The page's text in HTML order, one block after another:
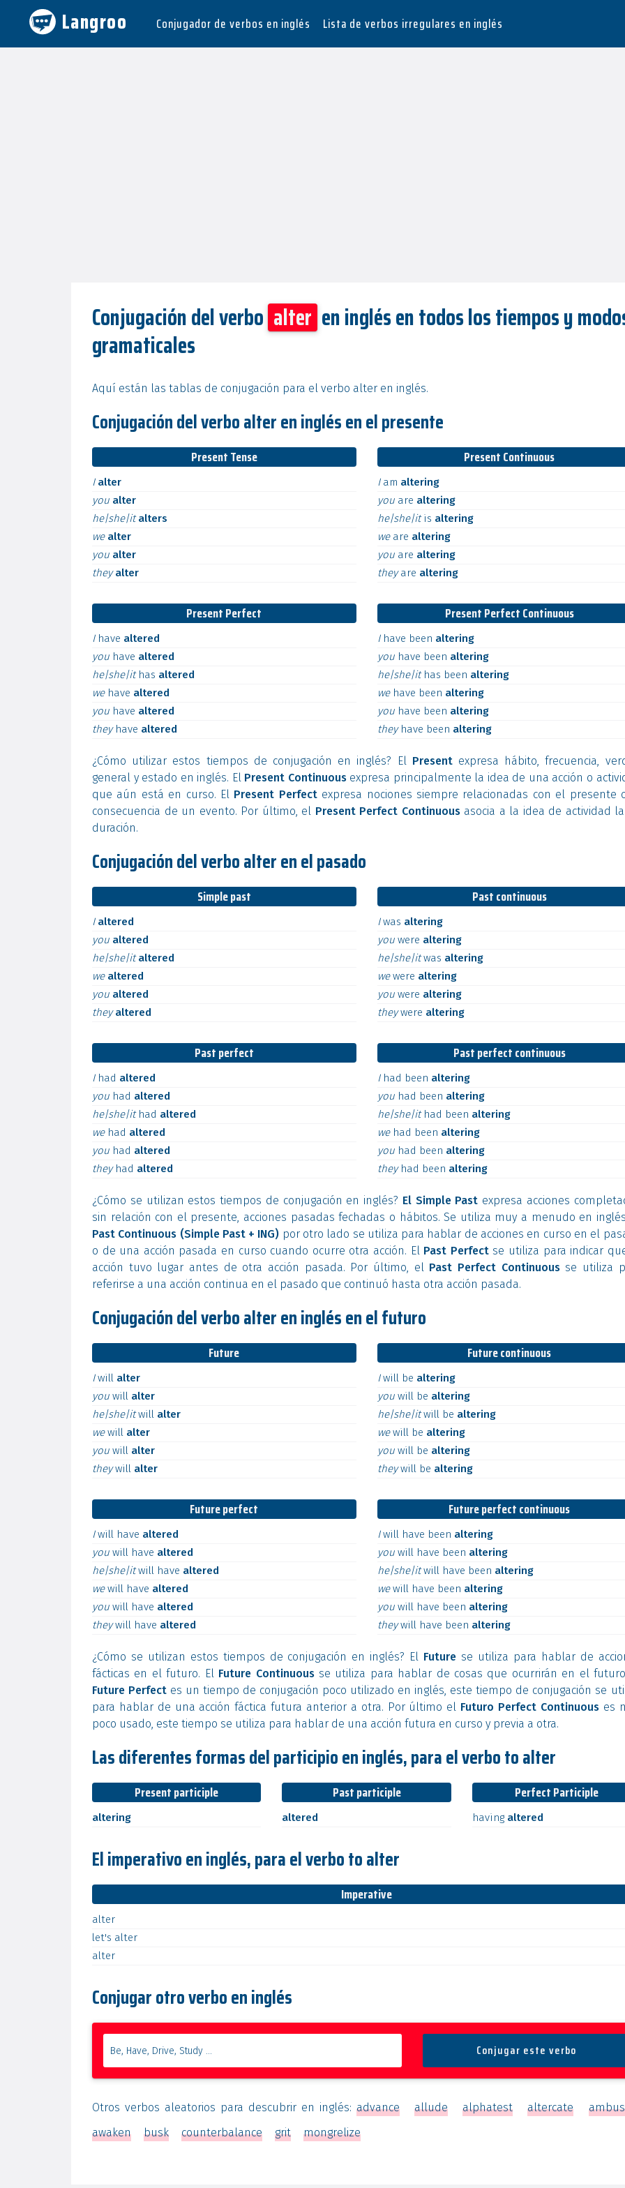
Langroo Conjugador de verbos en inglés Lista de verbos irregulares en inglés
Conjugación del verbo alter en inglés en todos los tiempos y
gramaticales
Aquí están las tablas de conjugación para el verbo alter en inglés.
Conjugación del verbo alter en inglés en el presente
Present Tense
I alter
you alter
he|she|italters
we alter
you alter
theyalter
Present Continuous
I am altering
you are altering
he|she|itis altering
we are altering
you are altering
theyare altering
Present Perfect
I have altered
you have altered
he|she|it has altered
we have altered
you have altered
they have altered
Present Perfect Continuous
I have been altering
you have been altering
he|she|it has been altering
we have been altering
you have been altering
they have been altering
¿Cómo utilizar estos tiempos de conjugación en inglés? El Presentexpresa hábito, frecuencia,
general y estado en inglés. El Present Continuousexpresa principalmente la idea de una acción o
que aún está en curso. El Present Perfectexpresa nociones siempre relacionadas con el presente
consecuencia de un evento. Por último, el Present Perfect Continuousasocia a la idea de actividad
duración.
Conjugación del verbo alter en el pasado
Simple past
I altered
you altered
he|she|italtered
we altered
you altered
theyaltered
Past continuous
Iwas altering
you were altering
he|she|itwas altering
wewere altering
you were altering
theywere altering
Past perfect
I had altered
you had altered
he|she|it had altered
we had altered
you had altered
they had altered
Past perfect continuous
I had been altering
you had been altering
he|she|it had been altering
we had been altering
you had been altering
they had been altering
¿Cómo se utilizan estos tiempos de conjugación en inglés? El Simple Past expresa acciones
sin relación con el presente, acciones pasadas fechadas o hábitos. Se utiliza muy a menudo en
Past Continuous (Simple Past + ING) por otro lado se utiliza para hablar de acciones en curso en el
o de una acción pasada en curso cuando ocurre otra acción. El Past Perfectse utiliza para indicar
acción tuvo lugar antes de otra acción pasada. Por último, el Past Perfect Continuousse utiliza
referirse a una acción continua en el pasado que continuó hasta otra acción pasada.
Conjugación del verbo alter en inglés en el futuro
Future
Iwill alter
you will alter
he|she|itwill alter
wewill alter
you will alter
theywill alter
Future continuous
Iwill be altering
you will be altering
he|she|itwill be altering
wewill be altering
you will be altering
theywill be altering
Future perfect
Iwill have altered
you will have altered
he|she|itwill have altered
wewill have altered
you will have altered
theywill have altered
Future perfect continuous
Iwill have been altering
you will have been altering
he|she|itwill have been altering
wewill have been altering
you will have been altering
theywill have been altering
¿Cómo se utilizan estos tiempos de conjugación en inglés? El Future se utiliza para hablar de
fácticas en el futuro. El Future Continuousse utiliza para hablar de cosas que ocurrirán en el
Future Perfect es un tiempo de conjugación poco utilizado en inglés, este tiempo de conjugación se
para hablar de una acción fáctica futura anterior a otra. Por último el Futuro Perfect Continuouses
poco usado, este tiempo se utiliza para hablar de una acción futura en curso y previa a otra.
Las diferentes formas del participio en inglés, para el verbo to alter
Present participle
altering
Past participle
altered
Perfect Participle
having altered
El imperativo en inglés, para el verbo to alter
Imperative
alter
let's alter
alter
Conjugar otro verbo en inglés
Otros verbos aleatorios para descubrir en inglés:advance allude alphatest altercate
awaken
busk counterbalance grit mongrelize